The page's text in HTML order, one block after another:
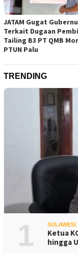
JATAM Gugat
Terkait Dugaan
Tailing B3 PT QMB
PTUN Palu
TRENDING
1 SULAWESI
Ketua
hingga